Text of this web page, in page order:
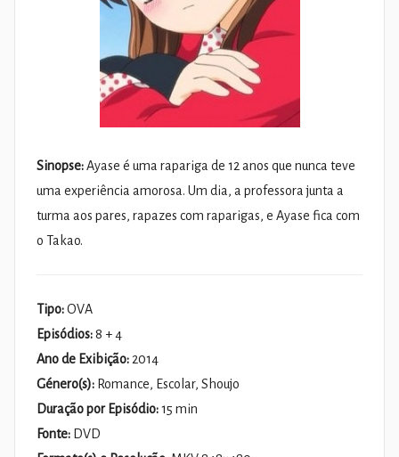
Sinopse:Ayase é uma rapariga de 12 anos que nunca teve
uma experiência amorosa. Um dia, a professora junta a
turma aos pares, rapazes com raparigas, e Ayase fica com
o Takao.
Tipo:OVA
Episódios:8 + 4
Ano de Exibição: 2014
Género(s): Romance, Escolar, Shoujo
Duração por Episódio:15 min
Fonte: DVD